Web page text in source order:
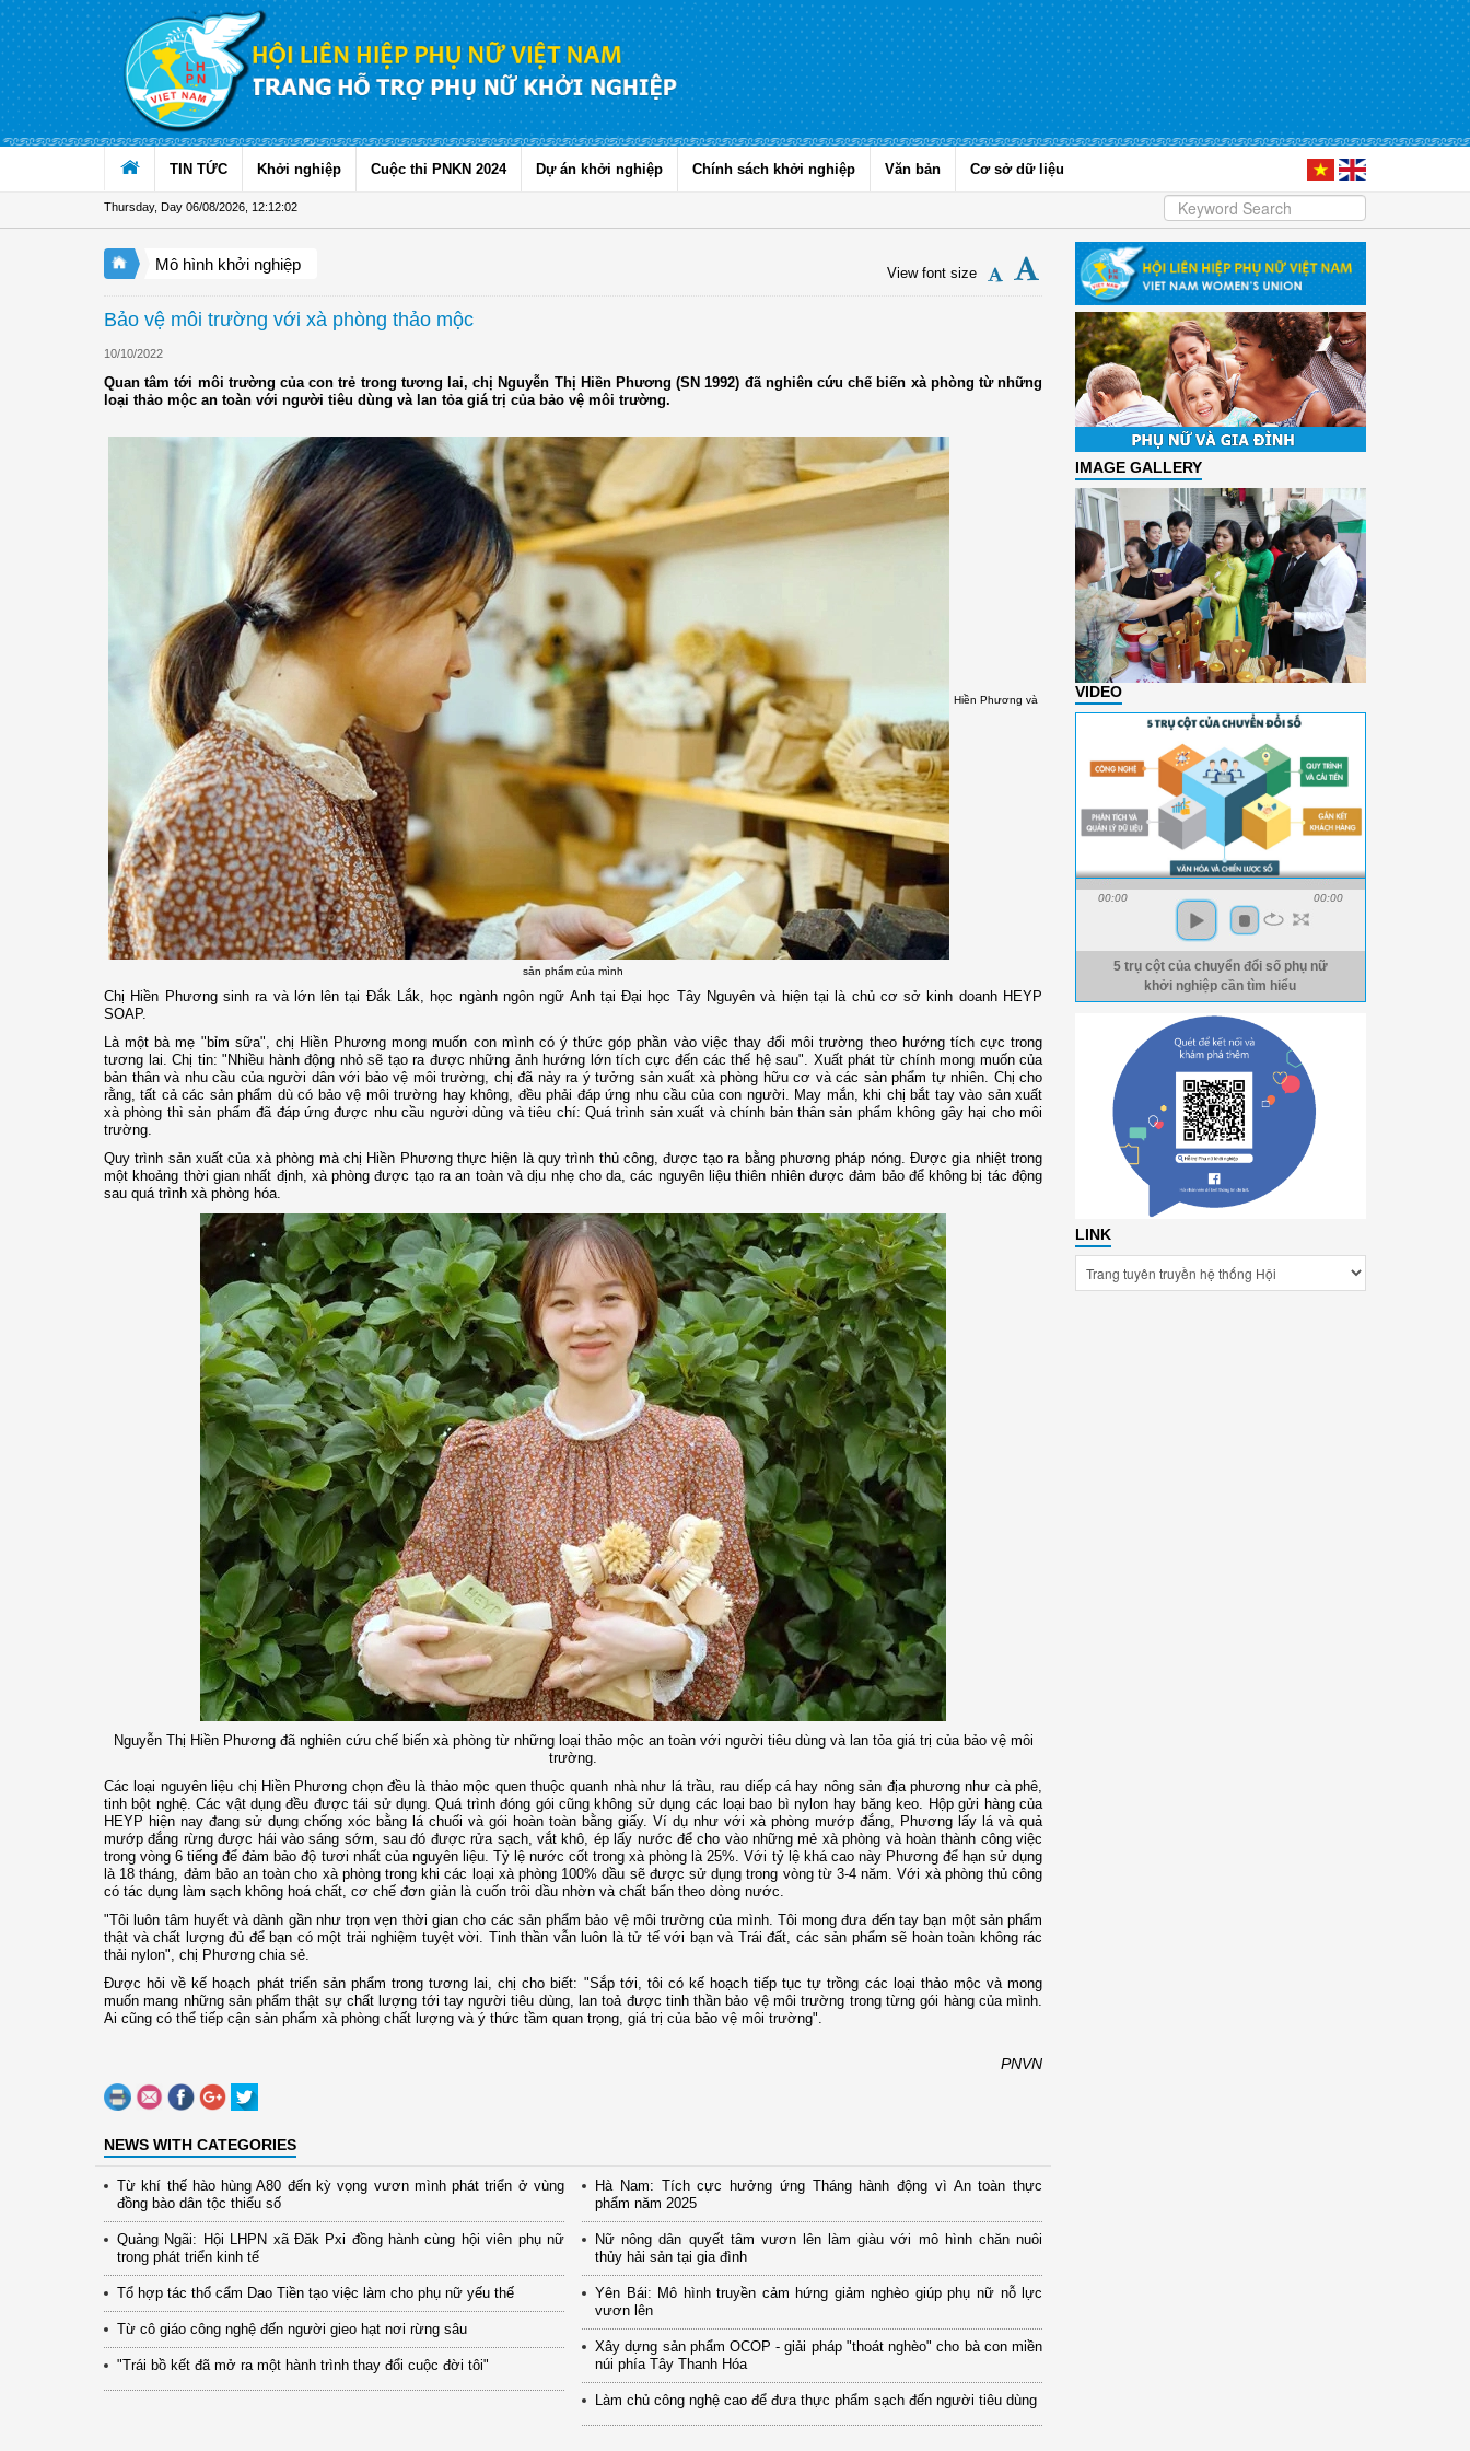
Skip to Content
TIN TỨC Khởi nghiệp Cuộc thi PNKN 2024 Dự án khởi nghiệp Chính sách khởi nghiệp Văn bản Cơ sở dữ liệu
Thursday, Day 06/08/2026 12:12:03
Mô hình khởi nghiệp View font size
Bảo vệ môi trường với xà phòng thảo mộc
10/10/2022
Quan tâm tới môi trường của con trẻ trong tương lai, chị Nguyễn Thị Hiền Phương (SN 1992) đã nghiên cứu chế biến xà phòng từ những
loại thảo mộc an toàn với người tiêu dùng và lan tỏa giá trị của bảo vệ môi trường.
Hiền Phương và
sản phẩm của mình
Chị Hiền Phương sinh ra và lớn lên tại Đắk Lắk, học ngành ngôn ngữ Anh tại Đại học Tây Nguyên và hiện tại là chủ cơ sở kinh doanh HEYP
SOAP.
Là một bà mẹ "bỉm sữa", chị Hiền Phương mong muốn con mình có ý thức góp phần vào việc thay đổi môi trường theo hướng tích cực trong
tương lai. Chị tin: "Nhiều hành động nhỏ sẽ tạo ra được những ảnh hướng lớn tích cực đến các thế hệ sau". Xuất phát từ chính mong muốn của
bản thân và nhu cầu của người dân với bảo vệ môi trường, chị đã nảy ra ý tưởng sản xuất xà phòng hữu cơ và các sản phẩm tự nhiên. Chị cho
rằng, tất cả các sản phẩm dù có bảo vệ môi trường hay không, đều phải đáp ứng nhu cầu của con người. May mắn, khi chị bắt tay vào sản xuất
xà phòng thì sản phẩm đã đáp ứng được nhu cầu người dùng và tiêu chí: Quá trình sản xuất và chính bản thân sản phẩm không gây hại cho môi
trường.
Quy trình sản xuất của xà phòng mà chị Hiền Phương thực hiện là quy trình thủ công, được tạo ra bằng phương pháp nóng. Được gia nhiệt trong
một khoảng thời gian nhất định, xà phòng được tạo ra an toàn và dịu nhẹ cho da, các nguyên liệu thiên nhiên được đảm bảo để không bị tác động
sau quá trình xà phòng hóa.
Nguyễn Thị Hiền Phương đã nghiên cứu chế biến xà phòng từ những loại thảo mộc an toàn với người tiêu dùng và lan tỏa giá trị của bảo vệ môi
trường.
Các loại nguyên liệu chị Hiền Phương chọn đều là thảo mộc quen thuộc quanh nhà như lá trầu, rau diếp cá hay nông sản địa phương như cà phê,
tinh bột nghệ. Các vật dụng đều được tái sử dụng. Quá trình đóng gói cũng không sử dụng các loại bao bì nylon hay băng keo. Hộp gửi hàng của
HEYP hiện nay đang sử dụng chống xóc bằng lá chuối và gói hoàn toàn bằng giấy. Ví dụ như với xà phòng mướp đắng, Phương lấy lá và quả
mướp đắng rừng được hái vào sáng sớm, sau đó được rửa sạch, vắt khô, ép lấy nước để cho vào những mẻ xà phòng và hoàn thành công việc
trong vòng 6 tiếng để đảm bảo độ tươi nhất của nguyên liệu. Tỷ lệ nước cốt trong xà phòng là 25%. Với tỷ lệ khá cao này Phương để hạn sử dụng
là 18 tháng, đảm bảo an toàn cho xà phòng trong khi các loại xà phòng 100% dầu sẽ được sử dụng trong vòng từ 3-4 năm. Với xà phòng thủ công
có tác dụng làm sạch không hoá chất, cơ chế đơn giản là cuốn trôi dầu nhờn và chất bẩn theo dòng nước.
"Tôi luôn tâm huyết và dành gần như trọn vẹn thời gian cho các sản phẩm bảo vệ môi trường của mình. Tôi mong đưa đến tay bạn một sản phẩm
thật và chất lượng đủ để bạn có một trải nghiệm tuyệt vời. Tinh thần vẫn luôn là tử tế với bạn và Trái đất, các sản phẩm sẽ hoàn toàn không rác
thải nylon", chị Phương chia sẻ.
Được hỏi về kế hoạch phát triển sản phẩm trong tương lai, chị cho biết: "Sắp tới, tôi có kế hoạch tiếp tục tự trồng các loại thảo mộc và mong
muốn mang những sản phẩm thật sự chất lượng tới tay người tiêu dùng, lan toả được tinh thần bảo vệ môi trường trong từng gói hàng của mình.
Ai cũng có thể tiếp cận sản phẩm xà phòng chất lượng và ý thức tầm quan trọng, giá trị của bảo vệ môi trường".
PNVN
NEWS WITH CATEGORIES
Từ khí thế hào hùng A80 đến kỳ vọng vươn mình phát triển ở vùng
đồng bào dân tộc thiểu số
Quảng Ngãi: Hội LHPN xã Đăk Pxi đồng hành cùng hội viên phụ nữ
trong phát triển kinh tế
Tổ hợp tác thổ cẩm Dao Tiền tạo việc làm cho phụ nữ yếu thế
Từ cô giáo công nghệ đến người gieo hạt nơi rừng sâu
"Trái bồ kết đã mở ra một hành trình thay đổi cuộc đời tôi"
Hà Nam: Tích cực hưởng ứng Tháng hành động vì An toàn thực
phẩm năm 2025
Nữ nông dân quyết tâm vươn lên làm giàu với mô hình chăn nuôi
thủy hải sản tại gia đình
Yên Bái: Mô hình truyền cảm hứng giảm nghèo giúp phụ nữ nỗ lực
vươn lên
Xây dựng sản phẩm OCOP - giải pháp "thoát nghèo" cho bà con miền
núi phía Tây Thanh Hóa
Làm chủ công nghệ cao để đưa thực phẩm sạch đến người tiêu dùng
IMAGE GALLERY
VIDEO
00:00 00:00
5 trụ cột của chuyển đổi số phụ nữ
khởi nghiệp cần tìm hiểu
LINK